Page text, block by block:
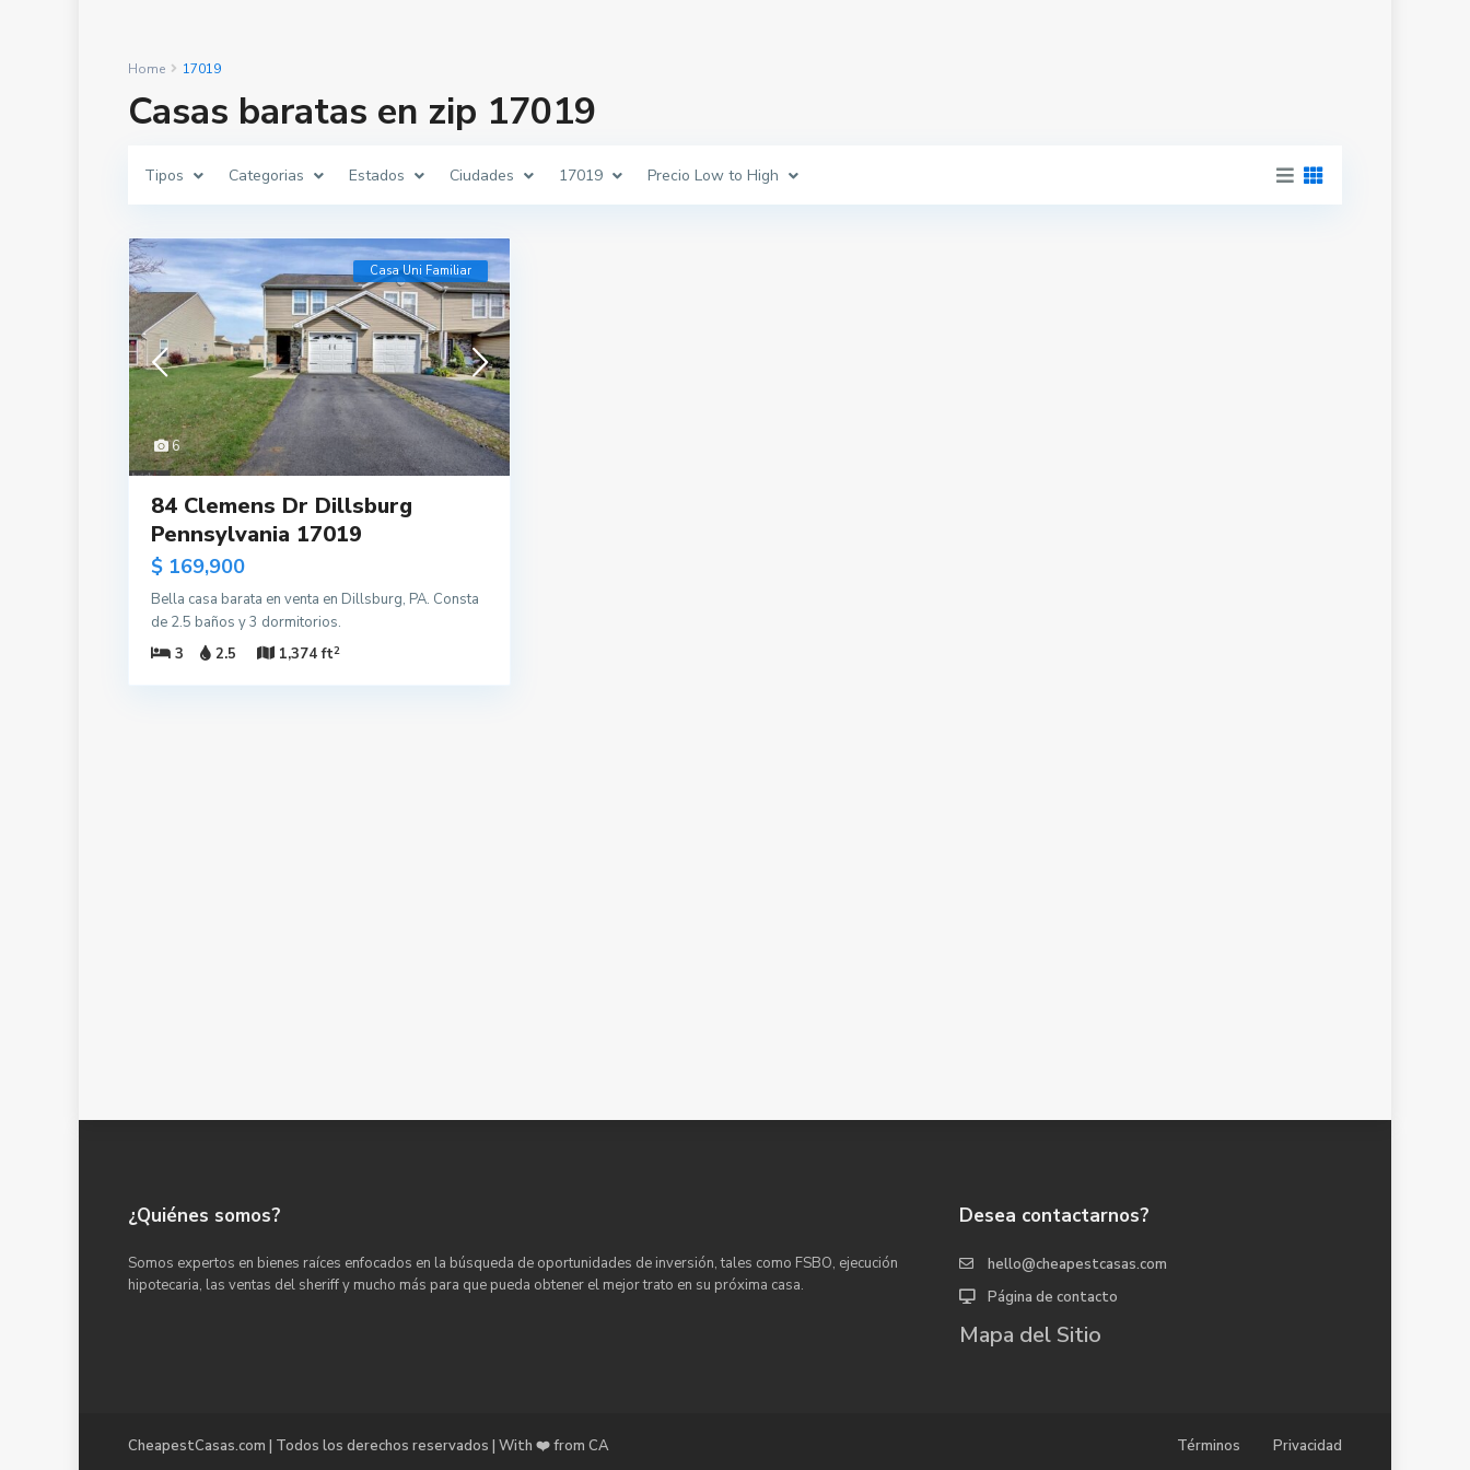
Home 17019
Casas baratas en zip 17019
Tipos Categorias Estados Ciudades 17019 Precio Low to High
6
Casa Uni Familiar
84 Clemens Dr Dillsburg
Pennsylvania 17019
$ 169,900
Bella casa barata en venta en Dillsburg, PA. Consta
de 2.5 baños y 3 dormitorios.
3
2.5 1,374 ft2
¿Quiénes somos?
Somos expertos en bienes raíces enfocados en la búsqueda de oportunidades de inversión, tales como FSBO, ejecución
hipotecaria, las ventas del sheriff y mucho más para que pueda obtener el mejor trato en su próxima casa.
Desea contactarnos?
hello@cheapestcasas.com
Página de contacto
Mapa del Sitio
CheapestCasas.com | Todos los derechos reservados | With ❤️ from CA Términos Privacidad